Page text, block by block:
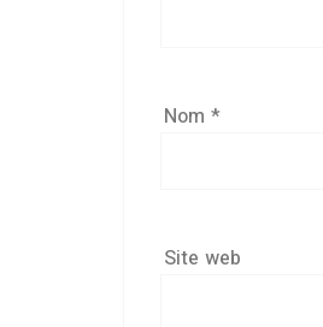
Nom *
Site web